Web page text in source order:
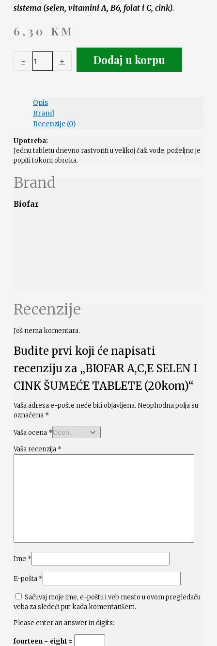
sistema (selen, vitamini A, B6, folat i C, cink).
6,30 KM
- + Dodaj u korpu
Opis
Brand
Recenzije (0)
Upotreba:
Jednu tabletu dnevno rastvoriti u velikoj čaši vode, poželjno je
popiti tokom obroka.
Brand
Biofar
Recenzije
Još nema komentara.
Budite prvi koji će napisati
recenziju za „BIOFAR A,C,E SELEN I
CINK ŠUMEĆE TABLETE (20kom)“
Vaša adresa e-pošte neće biti objavljena. Neophodna polja su
označena *
Vaša ocena *
Vaša recenzija *
Ime *
E-pošta *
Sačuvaj moje ime, e-poštu i veb mesto u ovom pregledaču
veba za sledeći put kada komentarišem.
Please enter an answer in digits:
fourteen − eight =